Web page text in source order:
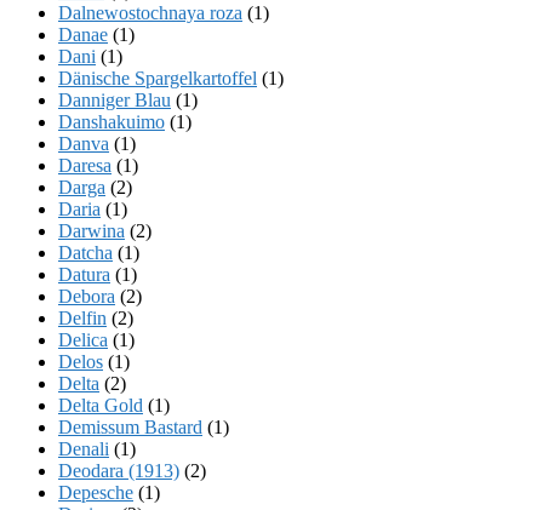
Dalnewostochnaya roza (1)
Danae (1)
Dani (1)
Dänische Spargelkartoffel (1)
Danniger Blau (1)
Danshakuimo (1)
Danva (1)
Daresa (1)
Darga (2)
Daria (1)
Darwina (2)
Datcha (1)
Datura (1)
Debora (2)
Delfin (2)
Delica (1)
Delos (1)
Delta (2)
Delta Gold (1)
Demissum Bastard (1)
Denali (1)
Deodara (1913) (2)
Depesche (1)